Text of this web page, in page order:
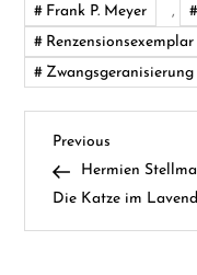
Frank P. Meyer
,
Renzensionsexemplar
Zwangsgeranisierung
B
e
Previous
Post
Previous
Hermien
Die Katze im